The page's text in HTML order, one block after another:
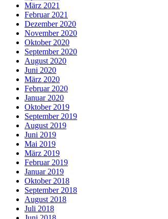
März 2021
Februar 2021
Dezember 2020
November 2020
Oktober 2020
September 2020
August 2020
Juni 2020
März 2020
Februar 2020
Januar 2020
Oktober 2019
September 2019
August 2019
Juni 2019
Mai 2019
März 2019
Februar 2019
Januar 2019
Oktober 2018
September 2018
August 2018
Juli 2018